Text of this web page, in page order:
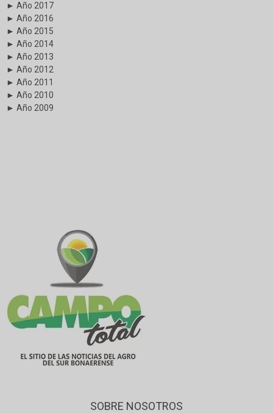
► Año 2017
► Año 2016
► Año 2015
► Año 2014
► Año 2013
► Año 2012
► Año 2011
► Año 2010
► Año 2009
SOBRE NOSOTROS